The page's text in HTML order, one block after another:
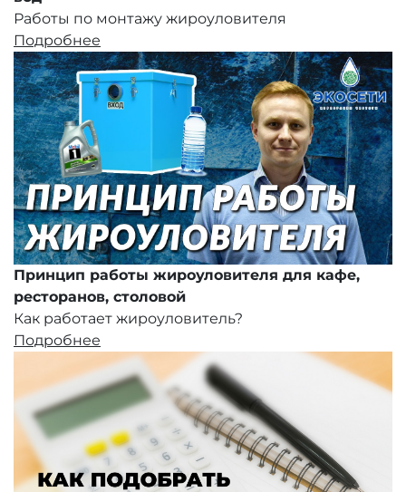
Работы по монтажу жироуловителя
Подробнее
Принцип работы жироуловителя для кафе,
ресторанов, столовой
Как работает жироуловитель?
Подробнее